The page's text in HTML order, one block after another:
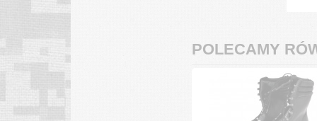
POLECAMY